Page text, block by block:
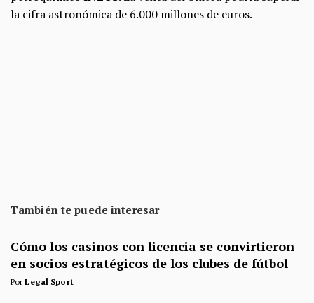
la cifra astronómica de 6.000 millones de euros.
También te puede interesar
Cómo los casinos con licencia se convirtieron
en socios estratégicos de los clubes de fútbol
PorLegal Sport